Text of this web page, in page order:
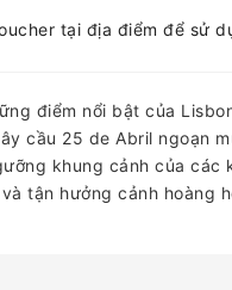
tại địa điểm để sử
điểm nổi bật của
cầu 25 de Abril ngoạn
khung cảnh của các
tận hưởng cảnh hoàng